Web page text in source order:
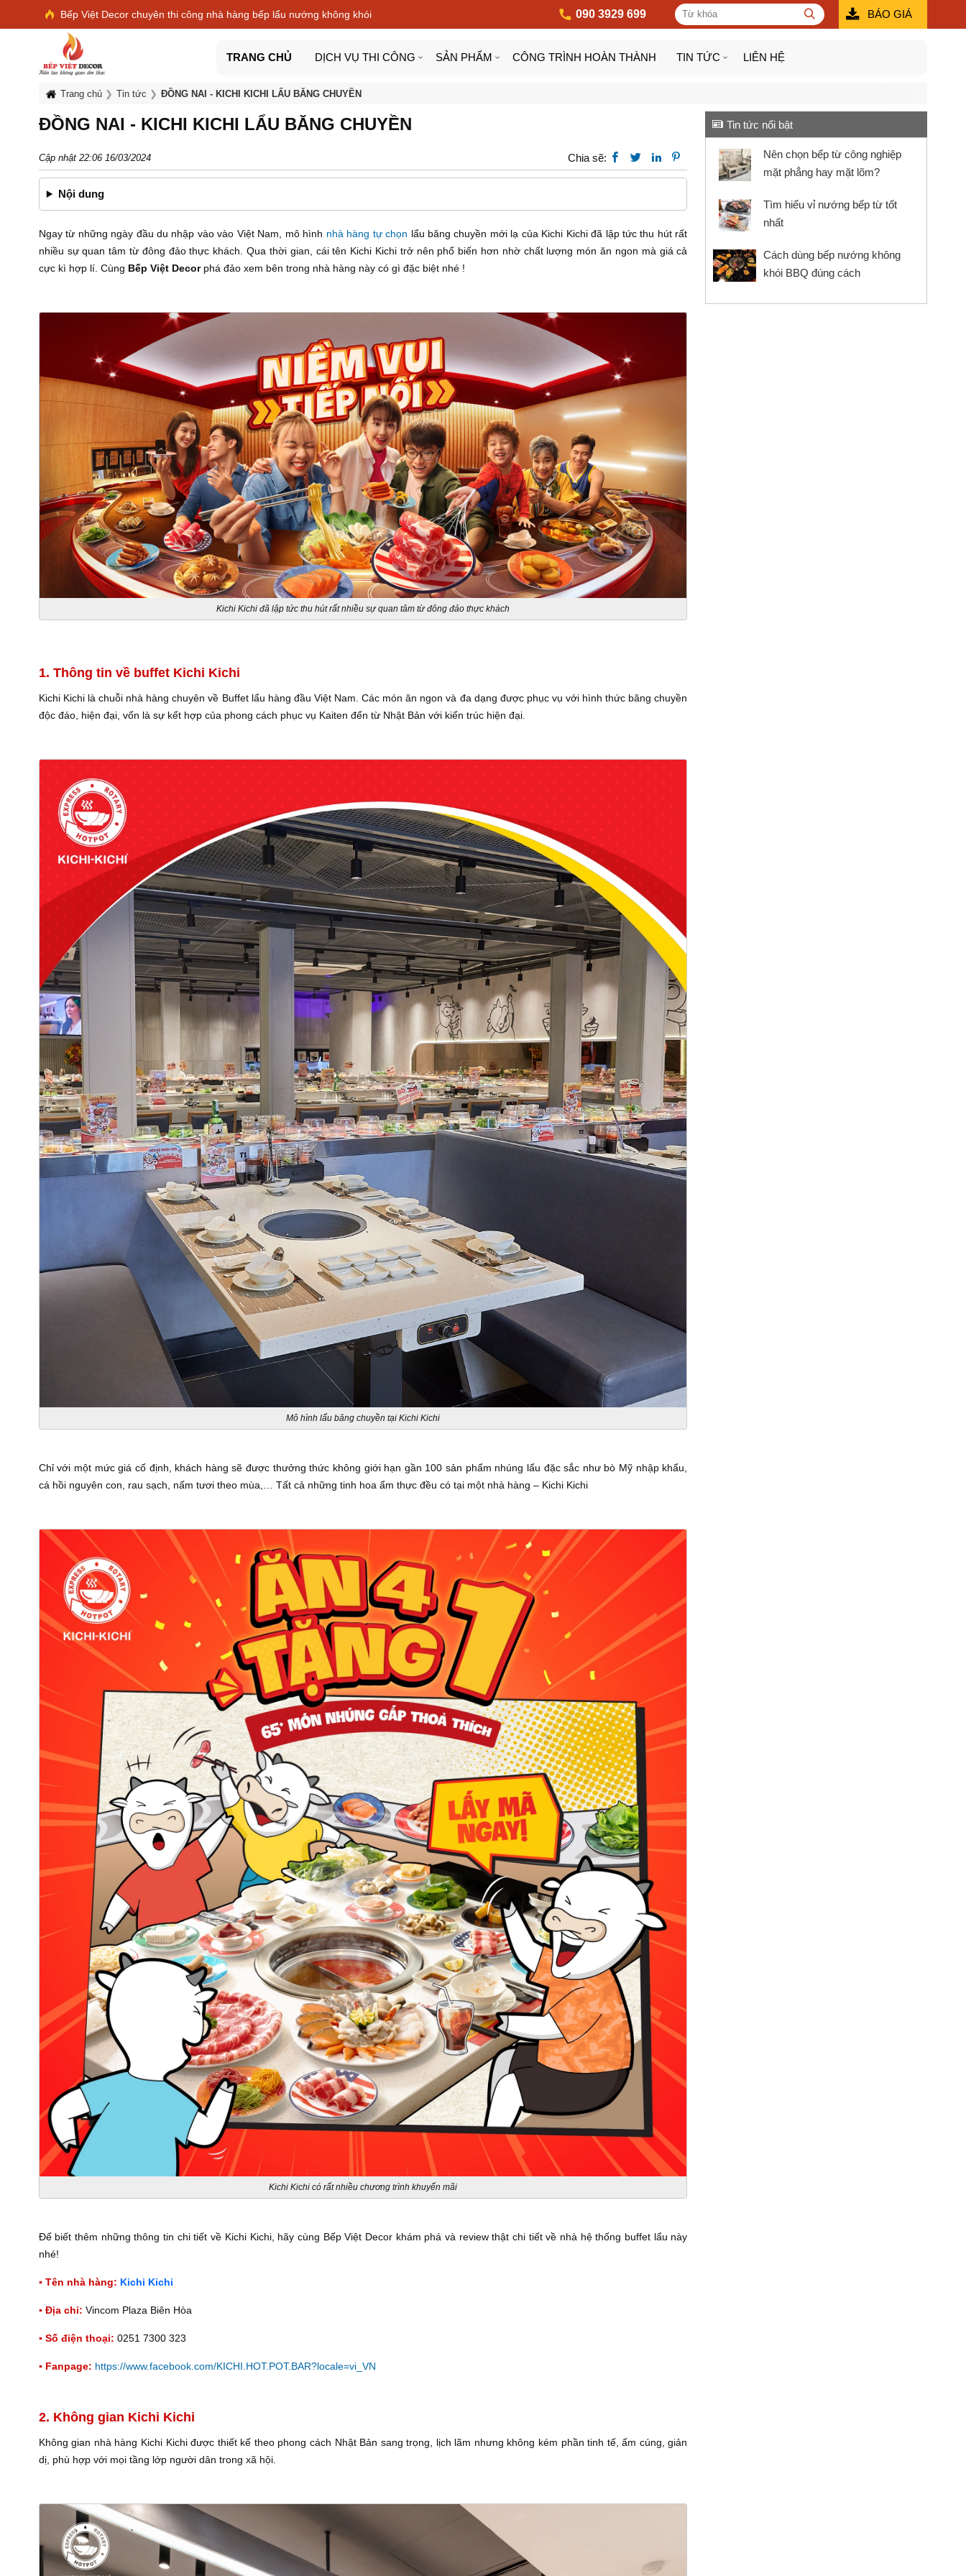
Bếp Việt Decor chuyên thi công nhà hàng bếp lẩu nướng không khói 090 3929 699 BÁO GIÁ
TRANG CHỦ DỊCH VỤ THI CÔNG SẢN PHẨM CÔNG TRÌNH HOÀN THÀNH TIN TỨC LIÊN HỆ
Trang chủ Tin tức ĐỒNG NAI - KICHI KICHI LẨU BĂNG CHUYỀN
ĐỒNG NAI - KICHI KICHI LẨU BĂNG CHUYỀN
Cập nhật 22:06 16/03/2024 Chia sẽ:
Nội dung
Ngay từ những ngày đầu du nhập vào vào Việt Nam, mô hình nhà hàng tự chọn lẩu băng chuyền mới lạ của Kichi Kichi đã lập tức thu hút rất
nhiều sự quan tâm từ đông đảo thực khách. Qua thời gian, cái tên Kichi Kichi trở nên phổ biến hơn nhờ chất lượng món ăn ngon mà giá cả
cực kì hợp lí. Cùng Bếp Việt Decorphá đảo xem bên trong nhà hàng này có gì đặc biệt nhé !
Kichi Kichi đã lập tức thu hút rất nhiều sự quan tâm từ đông đảo thực khách
1. Thông tin về buffet Kichi Kichi
Kichi Kichi là chuỗi nhà hàng chuyên về Buffet lẩu hàng đầu Việt Nam. Các món ăn ngon và đa dạng được phục vụ với hình thức băng chuyền
độc đáo, hiện đại, vốn là sự kết hợp của phong cách phục vụ Kaiten đến từ Nhật Bản với kiến trúc hiện đại.
Mô hình lẩu băng chuyền tại Kichi Kichi
Chỉ với một mức giá cố định, khách hàng sẽ được thưởng thức không giới hạn gần 100 sản phẩm nhúng lẩu đặc sắc như bò Mỹ nhập khẩu,
cá hồi nguyên con, rau sạch, nấm tươi theo mùa,… Tất cả những tinh hoa ẩm thực đều có tại một nhà hàng – Kichi Kichi
Kichi Kichi có rất nhiều chương trình khuyến mãi
Để biết thêm những thông tin chi tiết về Kichi Kichi, hãy cùng Bếp Việt Decor khám phá và review thật chi tiết về nhà hệ thống buffet lẩu này
nhé!
▪️ Tên nhà hàng: Kichi Kichi
▪️ Địa chỉ: Vincom Plaza Biên Hòa
▪️ Số điện thoại: 0251 7300 323
▪️ Fanpage: https://www.facebook.com/KICHI.HOT.POT.BAR?locale=vi_VN
2. Không gian Kichi Kichi
Không gian nhà hàng Kichi Kichi được thiết kế theo phong cách Nhật Bản sang trọng, lịch lãm nhưng không kém phần tinh tế, ấm cúng, giản
dị, phù hợp với mọi tầng lớp người dân trong xã hội.
Tin tức nổi bật
Nên chọn bếp từ công nghiệp
mặt phẳng​ hay mặt lõm?
Tìm hiểu vỉ nướng bếp từ tốt
nhất
Cách dùng bếp nướng không
khói BBQ đúng cách